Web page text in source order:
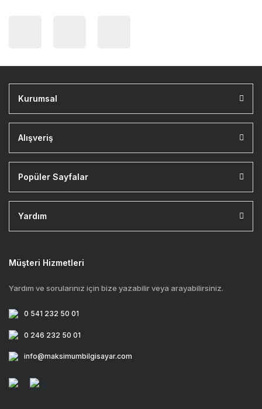
Kurumsal
Alışveriş
Popüler Sayfalar
Yardım
Müşteri Hizmetleri
Yardım ve sorularınız için bize yazabilir veya arayabilirsiniz.
0 541 232 50 01
0 246 232 50 01
info@maksimumbilgisayar.com